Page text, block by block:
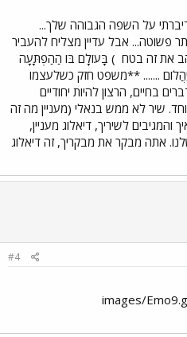
על השפה הגבוהה שלך...
פשוטה... אבל עדיין מצליח להעביר
את זה בטח ) בָּעוֹלָם בּוֹ הַהַפְתָּעָה
....... **משפט חזק כשלעצמו
בחיים, הרצון להיות יחודיים
שיר לא ממש בנאלי (מעניין מה זה
והמגיבים לשיריך, דיאלוג מעניין,
אתה מבקר את מבקריך, זה דיאלוג
#4